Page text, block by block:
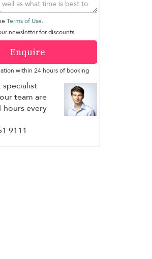
Terms of Use.
newsletter for discounts.
Enquire
within 24 hours of booking
specialist
team are
hours every
9111